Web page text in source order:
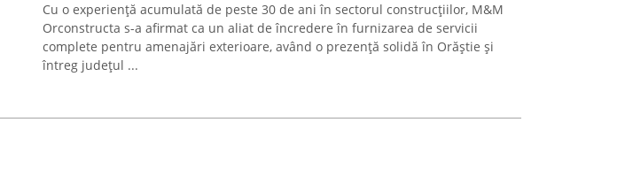
Cu o experiență acumulată de peste 30 de ani în sectorul construcțiilor, M&M
Orconstructa s-a afirmat ca un aliat de încredere în furnizarea de servicii
complete pentru amenajări exterioare, având o prezență solidă în Orăștie și
întreg județul ...